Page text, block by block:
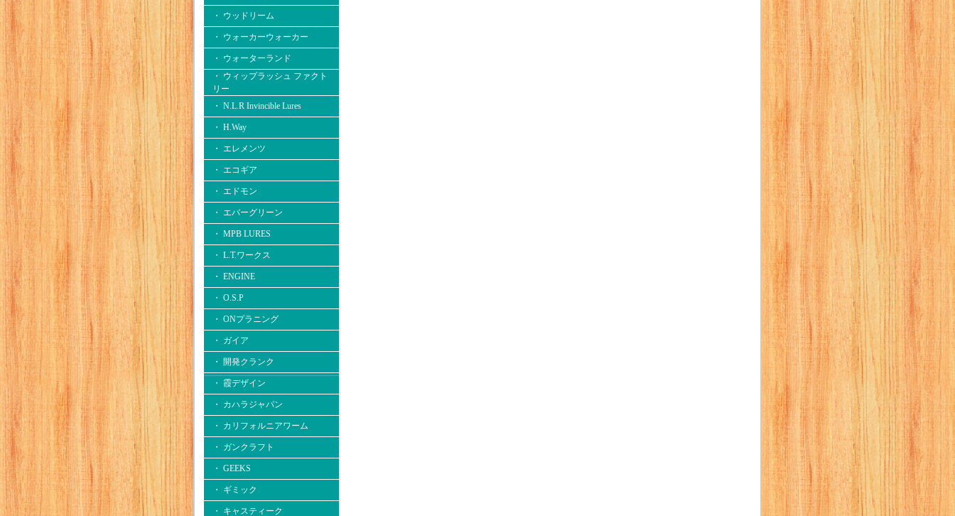
・ ウッドリーム
・ ウォーカーウォーカー
・ ウォーターランド
・ ウィップラッシュ ファクト
リー
・ N.L.R Invincible Lures
・ H.Way
・ エレメンツ
・ エコギア
・ エドモン
・ エバーグリーン
・ MPB LURES
・ L.T.ワークス
・ ENGINE
・ O.S.P
・ ONプラニング
・ ガイア
・ 開発クランク
・ 霞デザイン
・ カハラジャパン
・ カリフォルニアワーム
・ ガンクラフト
・ GEEKS
・ ギミック
・ キャスティーク